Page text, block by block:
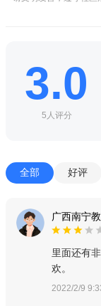
3.0
5人评分
全部 好评
广西南宁
里面还有
欢。
2022/2/9